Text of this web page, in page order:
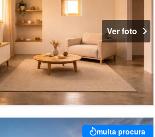
Ver foto
muita procura